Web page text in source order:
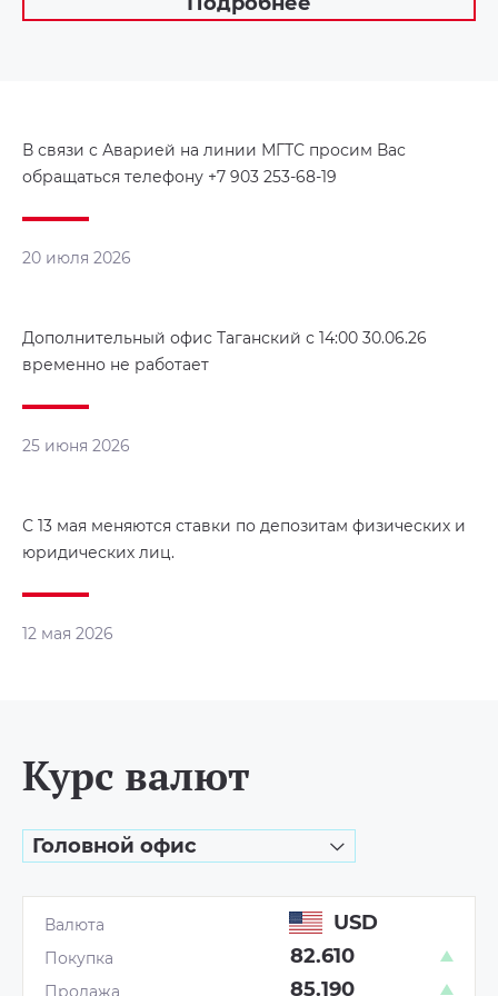
В связи с Аварией на линии МГТС просим Вас
обращаться телефону +7 903 253-68-19
20 июля 2026
Дополнительный офис Таганский с 14:00 30.06.26
временно не работает
25 июня 2026
С 13 мая меняются ставки по депозитам физических и
юридических лиц.
12 мая 2026
Курс валют
Головной офис
USD
82.610
85.190